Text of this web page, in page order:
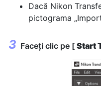
Dacă Nikon
pictograma
Faceți clic pe [ Start